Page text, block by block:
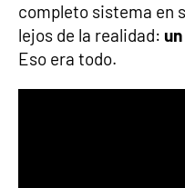
completo sistema en
lejos de la realidad:
Eso era todo.